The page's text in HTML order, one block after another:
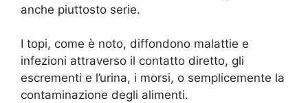
anche piuttosto serie.
I topi, come è noto, diffondono malattie e
infezioni attraverso il contatto diretto, gli
escrementi e l’urina, i morsi, o semplicemente la
contaminazione degli alimenti.